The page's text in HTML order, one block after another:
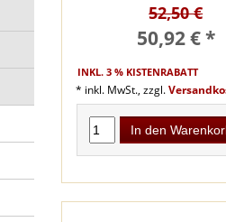
INKL. 3 % KISTENRABATT
50,92 € *
52,50 €
* inkl. MwSt., zzgl.
In den